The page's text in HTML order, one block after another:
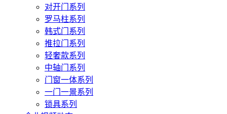
对开门系列
罗马柱系列
韩式门系列
推拉门系列
轻奢款系列
中轴门系列
门窗一体系列
一门一景系列
锁具系列